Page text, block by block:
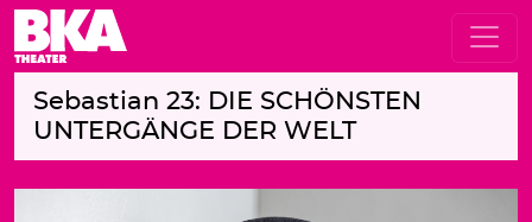
Sebastian 23: DIE SCHÖNSTEN
UNTERGÄNGE DER WELT